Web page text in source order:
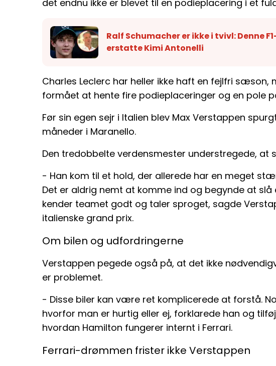
det endnu ikke er blevet til en podieplacering i et
Ralf Schumacher er ikke i tvivl: Denne
erstatte Kimi Antonelli
Charles Leclerc har heller ikke haft en fejlfri sæson,
formået at hente fire podieplaceringer og en pole
Før sin egen sejr i Italien blev Max Verstappen
måneder i Maranello.
Den tredobbelte verdensmester understregede, at
- Han kom til et hold, der allerede har en meget
Det er aldrig nemt at komme ind og begynde at
kender teamet godt og taler sproget, sagde
italienske grand prix.
Om bilen og udfordringerne
Verstappen pegede også på, at det ikke
er problemet.
- Disse biler kan være ret komplicerede at forstå.
hvorfor man er hurtig eller ej, forklarede han og
hvordan Hamilton fungerer internt i Ferrari.
Ferrari-drømmen frister ikke Verstappen